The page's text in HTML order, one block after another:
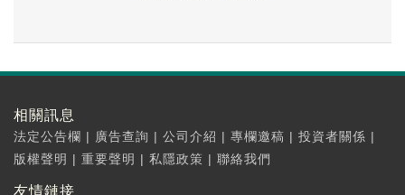
相關訊息
法定公告欄 | 廣告查詢 | 公司介紹 | 專欄邀稿 | 投資者關係 |
版權聲明 | 重要聲明 | 私隱政策 | 聯絡我們
友情鏈接